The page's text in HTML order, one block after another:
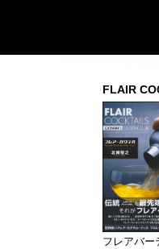
FLAIR
フレアバー